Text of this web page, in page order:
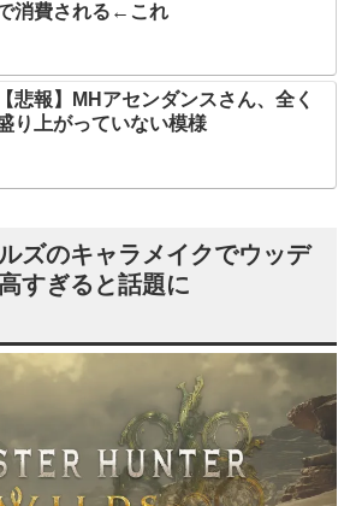
消費される←これ
【悲報】MHアセンダンスさん、全く
り上がっていない模様
ズのキャラメイクでウッデ
すぎると話題に